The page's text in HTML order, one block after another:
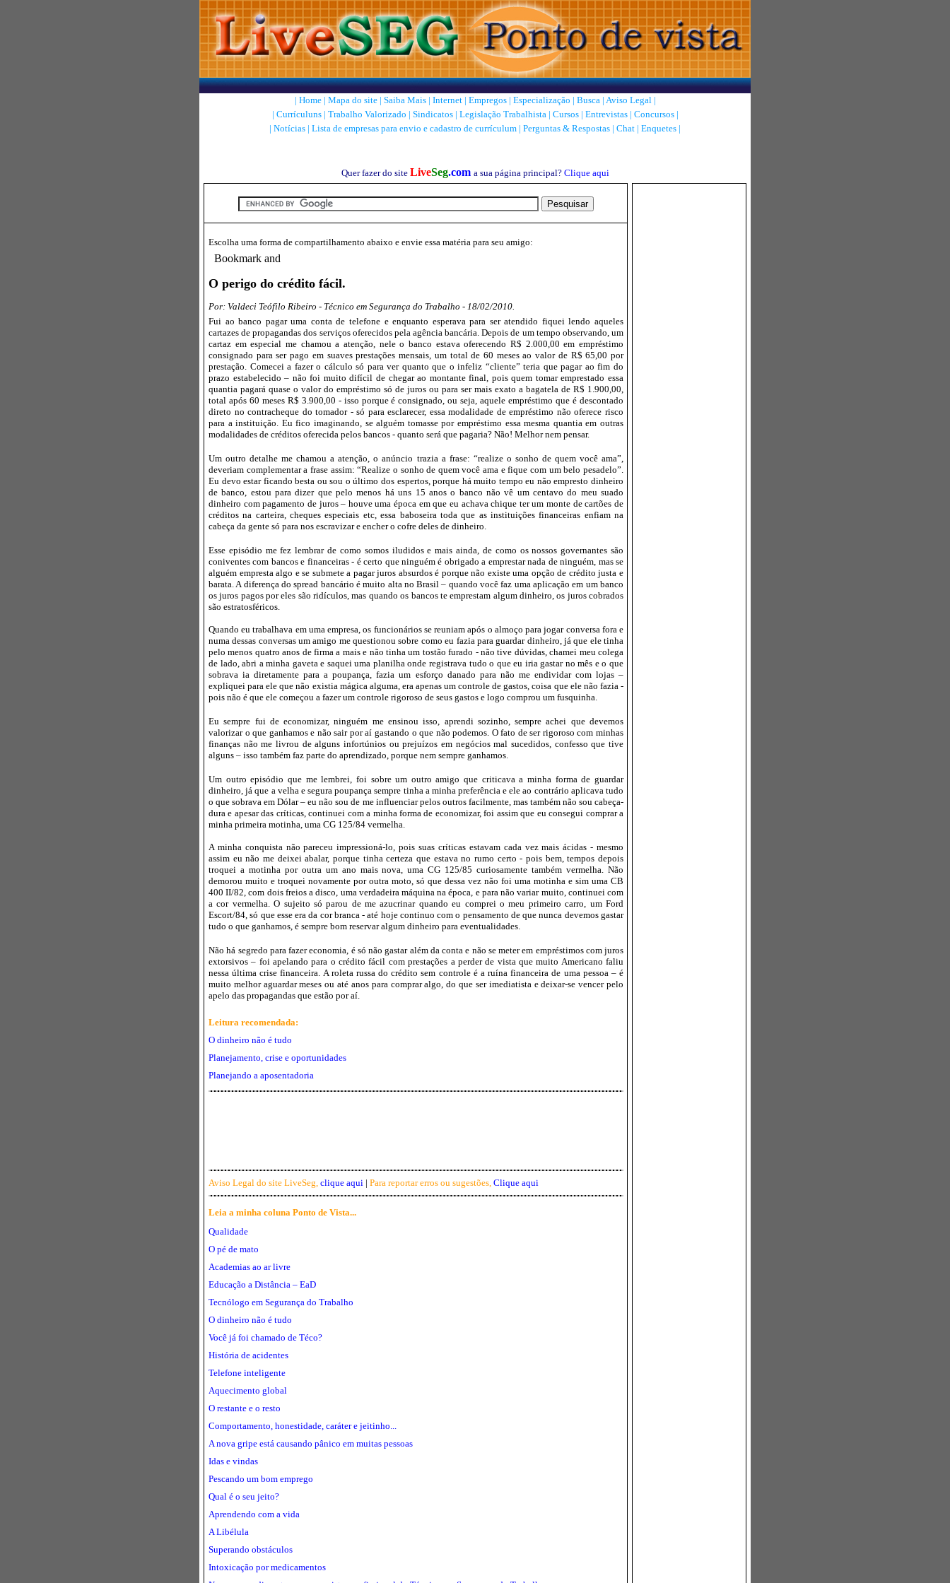
| Home| Mapa do site| Saiba Mais| Internet| Empregos | Especialização | Busca| Aviso Legal|
| Currículuns| Trabalho Valorizado | Sindicatos| Legislação Trabalhista| Cursos| Entrevistas| Concursos|
| Notícias | Lista de empresas para envio e cadastro de currículum | Perguntas & Respostas | Chat | Enquetes |
Quer fazer do site LiveSeg.com a sua página principal? Clique aqui
Escolha uma forma de compartilhamento abaixo e envie essa matéria para seu amigo:
O perigo do crédito fácil.
Por: Valdeci Teófilo Ribeiro - Técnico em Segurança do Trabalho - 18/02/2010.
Fui ao banco pagar uma conta de telefone eenquanto esperava para ser atendido fiqueilendo aqueles
cartazes de propagandas dos serviços oferecidos pela agência bancária. Depois de um tempo observando, um
cartaz em especial me chamou a atenção, nele o banco estava oferecendo R$ 2.000,00 em empréstimo
consignado para ser pago em suaves prestações mensais, um total de 60 meses ao valor de R$ 65,00 por
prestação. Comecei a fazer o cálculo só para ver quanto que o infeliz “cliente” teria que pagar ao fim do
prazo estabelecido – não foi muito difícil de chegar ao montante final, pois quem tomar emprestado essa
quantia pagará quase o valor do empréstimo só de juros ou para ser mais exato a bagatela de R$ 1.900,00,
total após 60 meses R$ 3.900,00 - isso porque é consignado, ou seja, aquele empréstimo que é descontado
direto no contracheque do tomador - só para esclarecer, essa modalidade de empréstimo não oferece risco
para a instituição. Eu fico imaginando, se alguém tomasse por empréstimo essa mesma quantia em outras
modalidades de créditos oferecida pelos bancos - quanto será que pagaria? Não! Melhor nem pensar.
Um outro detalhe me chamou a atenção, o anúncio trazia a frase: “realize o sonho de quem você ama”,
deveriam complementar a frase assim: “Realize o sonho de quem você ama e fique com um belo pesadelo”.
Eu devo estar ficando besta ou sou o último dos espertos, porque há muito tempo eu não empresto dinheiro
de banco, estou para dizer que pelo menos há uns 15 anos o banco não vê um centavo do meu suado
dinheiro com pagamento de juros – houve uma época em que eu achava chique ter um monte de cartões de
créditos na carteira, cheques especiais etc, essa baboseira toda que as instituições financeiras enfiam na
cabeça da gente só para nos escravizar e encher o cofre deles de dinheiro.
Esse episódio me fez lembrar de como somos iludidos e mais ainda, de como os nossos governantes são
coniventes com bancos e financeiras - é certo que ninguém é obrigado a emprestar nada de ninguém, mas se
alguém empresta algo e se submete a pagar juros absurdos é porque não existe uma opção de crédito justa e
barata. A diferença do spread bancário é muito alta no Brasil – quando você faz uma aplicação em um banco
os juros pagos por eles são ridículos, mas quando os bancos te emprestam algum dinheiro, os juros cobrados
são estratosféricos.
Quando eu trabalhava em uma empresa, os funcionários se reuniam após o almoço para jogar conversa fora e
numa dessas conversas um amigo me questionou sobre como eu fazia para guardar dinheiro, já que ele tinha
pelo menos quatro anos de firma a mais e não tinha um tostão furado - não tive dúvidas, chamei meu colega
de lado, abri a minha gaveta e saquei uma planilha onde registrava tudo o que eu iria gastar no mês e o que
sobrava ia diretamente para a poupança, fazia um esforço danado para não me endividar com lojas –
expliquei para ele que não existia mágica alguma, era apenas um controle de gastos, coisa que ele não fazia -
pois não é que ele começou a fazer um controle rigoroso de seus gastos e logo comprou um fusquinha.
Eu sempre fui de economizar, ninguém me ensinou isso, aprendi sozinho, sempre achei que devemos
valorizar o que ganhamos e não sair por aí gastando o que não podemos. O fato de ser rigoroso com minhas
finanças não me livrou de alguns infortúnios ou prejuízos em negócios mal sucedidos, confesso que tive
alguns – isso também faz parte do aprendizado, porque nem sempre ganhamos.
Um outro episódio que me lembrei, foi sobre um outro amigo que criticava a minha forma de guardar
dinheiro, já que a velha e segura poupança sempre tinha a minha preferência e ele ao contrário aplicava tudo
o que sobrava em Dólar – eu não sou de me influenciar pelos outros facilmente, mas também não sou cabeça-
dura e apesar das críticas, continuei com a minha forma de economizar, foi assim que eu consegui comprar a
minha primeira motinha, uma CG 125/84 vermelha.
A minha conquista não pareceu impressioná-lo, pois suas críticas estavam cada vez mais ácidas - mesmo
assim eu não me deixei abalar, porque tinha certeza que estava no rumo certo - pois bem, tempos depois
troquei a motinha por outra um ano mais nova, uma CG 125/85 curiosamente também vermelha. Não
demorou muito e troquei novamente por outra moto, só que dessa vez não foi uma motinha e sim uma CB
400 II/82, com dois freios a disco, uma verdadeira máquina na época, e para não variar muito, continuei com
a cor vermelha. O sujeito só parou de me azucrinar quando eu comprei o meu primeiro carro, um Ford
Escort/84, só que esse era da cor branca - até hoje continuo com o pensamento de que nunca devemos gastar
tudo o que ganhamos, é sempre bom reservar algum dinheiro para eventualidades.
Não há segredo para fazer economia, é só não gastar além da conta e não se meter em empréstimos com juros
extorsivos – foi apelando para o crédito fácil com prestações a perder de vista que muito Americano faliu
nessa última crise financeira. A roleta russa do crédito sem controle é a ruína financeira de uma pessoa – é
muito melhor aguardar meses ou até anos para comprar algo, do que ser imediatista e deixar-se vencer pelo
apelo das propagandas que estão por aí.
Leitura recomendada:
O dinheiro não é tudo
Planejamento, crise e oportunidades
Planejando a aposentadoria
Aviso Legal do site LiveSeg, clique aqui | Para reportar erros ou sugestões, Clique aqui
Leia a minha coluna Ponto de Vista...
Qualidade
O pé de mato
Academias ao ar livre
Educação a Distância – EaD
Tecnólogo em Segurança do Trabalho
O dinheiro não é tudo
Você já foi chamado de Téco?
História de acidentes
Telefone inteligente
Aquecimento global
O restante e o resto
Comportamento, honestidade, caráter e jeitinho...
A nova gripe está causando pânico em muitas pessoas
Idas e vindas
Pescando um bom emprego
Qual é o seu jeito?
Aprendendo com a vida
A Libélula
Superando obstáculos
Intoxicação por medicamentos